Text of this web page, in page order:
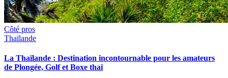
Côté pros
Thaïlande
La Thaïlande : Destination incontournable pour les amateurs
de Plongée, Golf et Boxe thaï